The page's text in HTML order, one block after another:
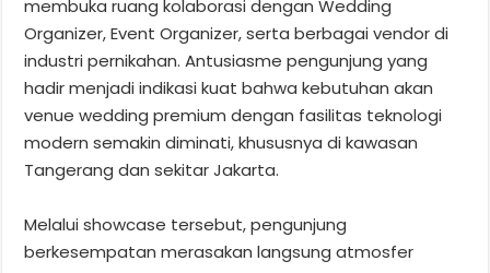
membuka ruang kolaborasi dengan Wedding
Organizer, Event Organizer, serta berbagai vendor di
industri pernikahan. Antusiasme pengunjung yang
hadir menjadi indikasi kuat bahwa kebutuhan akan
venue wedding premium dengan fasilitas teknologi
modern semakin diminati, khususnya di kawasan
Tangerang dan sekitar Jakarta.
Melalui showcase tersebut, pengunjung
berkesempatan merasakan langsung atmosfer